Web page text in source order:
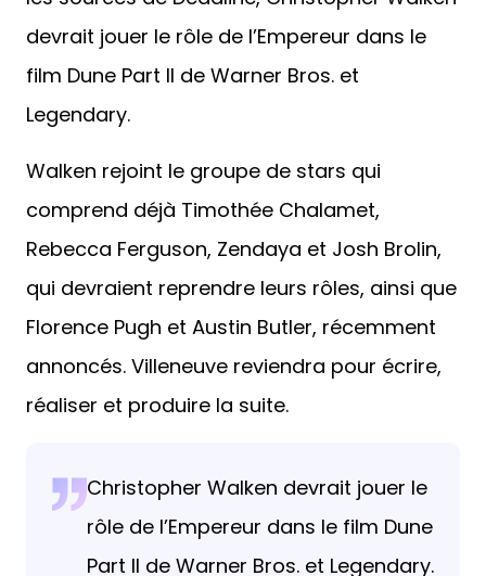
devrait jouer le rôle de l’Empereur dans le
film Dune Part II de Warner Bros. et
Legendary.
Walken rejoint le groupe de stars qui
comprend déjà Timothée Chalamet,
Rebecca Ferguson, Zendaya et Josh Brolin,
qui devraient reprendre leurs rôles, ainsi que
Florence Pugh et Austin Butler, récemment
annoncés. Villeneuve reviendra pour écrire,
réaliser et produire la suite.
Christopher Walken devrait jouer le
rôle de l’Empereur dans le film Dune
Part II de Warner Bros. et Legendary.